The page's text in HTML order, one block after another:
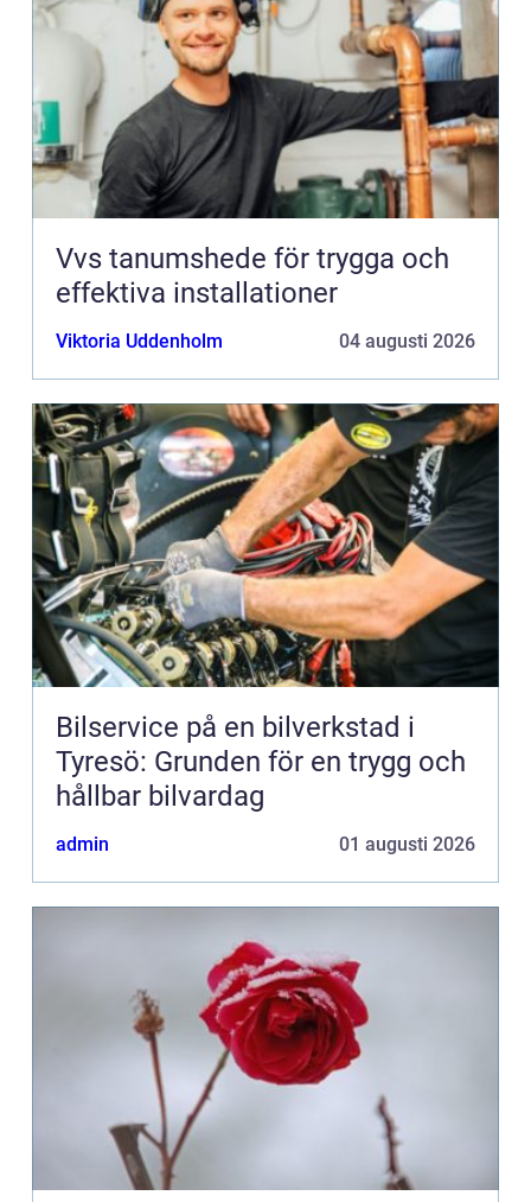
Vvs tanumshede för trygga och
effektiva installationer
Viktoria Uddenholm 04 augusti 2026
Bilservice på en bilverkstad i
Tyresö: Grunden för en trygg och
hållbar bilvardag
admin 01 augusti 2026